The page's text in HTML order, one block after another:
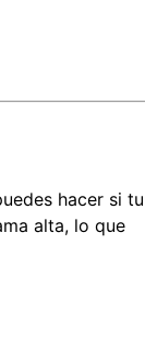
hacer si tu
alta, lo que